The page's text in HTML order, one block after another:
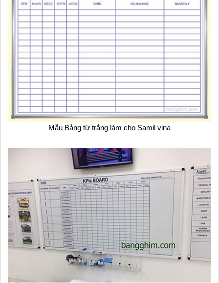
Mẫu Bảng từ trắng làm cho Samil vina